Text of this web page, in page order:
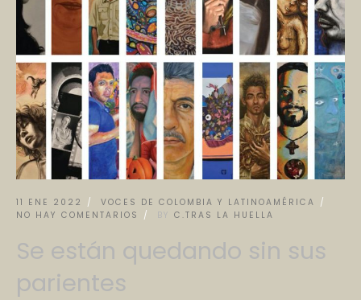
11 ENE 2022
VOCES DE COLOMBIA Y LATINOAMÉRICA
NO HAY COMENTARIOS
BY C.TRAS LA HUELLA
Se están quedando sin sus
parientes